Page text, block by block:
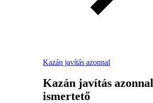
Kazán javítás azonnal
Kazán javítás azonnal
ismertető